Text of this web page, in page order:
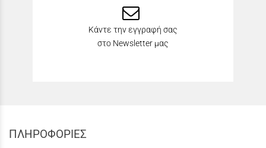
Κάντε την εγγραφή σας
στο Newsletter μας
ΠΛΗΡΟΦΟΡΙΕΣ